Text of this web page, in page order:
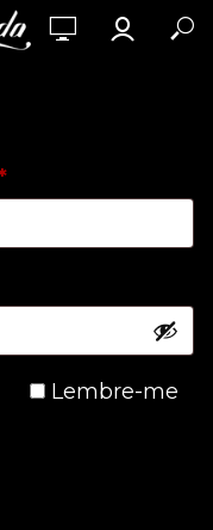
Obrigatório
Lembre-me